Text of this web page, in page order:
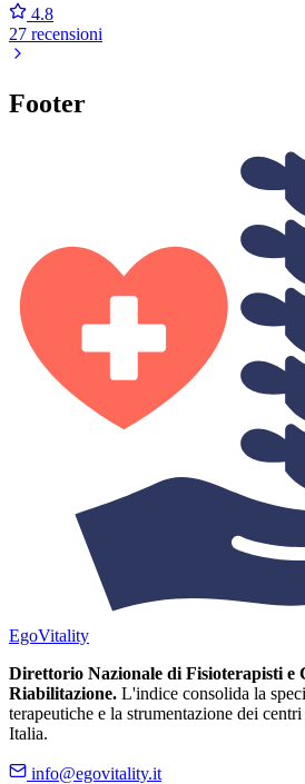
4.8
27 recensioni
Footer
EgoVitality
Direttorio Nazionale di Fisioterapisti e
Riabilitazione. L'indice consolida la
terapeutiche e la strumentazione dei
Italia.
info@egovitality.it